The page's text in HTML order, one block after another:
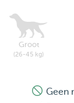
Groot
(26-45 kg)
Geen